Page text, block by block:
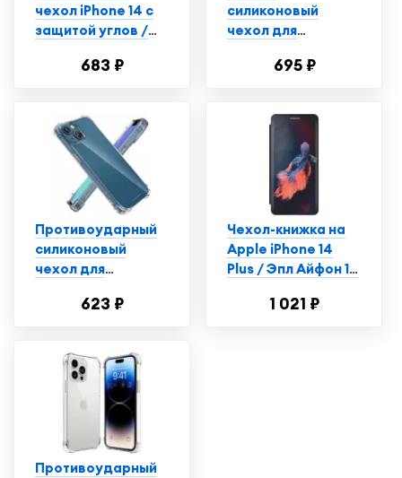
чехол iPhone 14 с
защитой углов /
на Айфон 14
683 ₽
силиконовый
чехол для
iPhone 14 Plus /
телефона Эпл
Айфон 14 Плюс с
защитой от
прилипания /
Прозрачный
695 ₽
Противоударный
силиконовый
чехол для
iPhone 14 Plus /
смартфона Эпл
Айфон 14 Плюс с
защитой углов /
Прозрачный
623 ₽
Чехол-книжка на
Apple iPhone 14
Plus / Эпл Айфон 14
"Красно-синяя
1 021 ₽
Противоударный